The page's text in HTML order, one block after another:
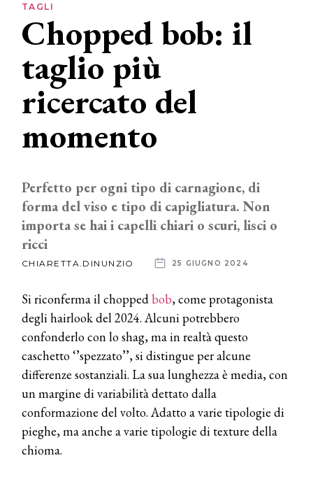
Lifestyle
News
News
aziende
TAGLI
Chopped bob: il
taglio più
ricercato del
momento
Perfetto per ogni tipo di carnagione, di
forma del viso e tipo di capigliatura. Non
importa se hai i capelli chiari o scuri, lisci o
ricci
CHIARETTA.DINUNZIO 25 GIUGNO 2024
Si riconferma il choppedbob, come protagonista
degli hairlook del 2024. Alcuni potrebbero
confonderlo con lo shag, ma in realtà questo
caschetto ‘’spezzato’’, si distingue per alcune
differenze sostanziali. La sua lunghezza è media, con
un margine di variabilità dettato dalla
conformazione del volto. Adatto a varie tipologie di
pieghe, ma anche a varie tipologie di texture della
chioma.